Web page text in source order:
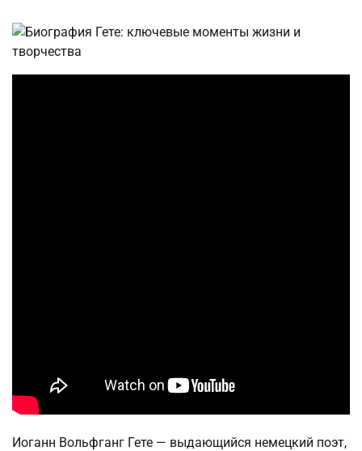
Иоганн Вольфганг Гете — выдающийся немецкий поэт,